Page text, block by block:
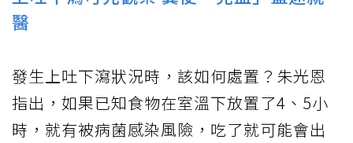
醫
發生上吐下瀉狀況時，該如何處置？朱光恩
指出，如果已知食物在室溫下放置了4、5小
時，就有被病菌感染風險，吃了就可能會出